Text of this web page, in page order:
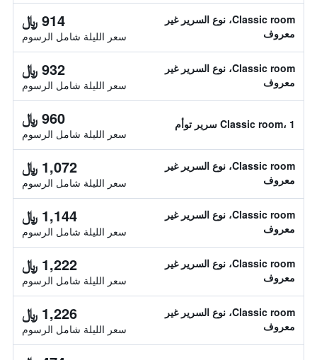
Classic room، نوع السرير غير
معروف
914 ﷼
سعر الليلة شامل الرسوم
Classic room، نوع السرير غير
معروف
932 ﷼
سعر الليلة شامل الرسوم
Classic room، 1 سرير توأم 960 ﷼
سعر الليلة شامل الرسوم
Classic room، نوع السرير غير
معروف
1,072 ﷼
سعر الليلة شامل الرسوم
Classic room، نوع السرير غير
معروف
1,144 ﷼
سعر الليلة شامل الرسوم
Classic room، نوع السرير غير
معروف
1,222 ﷼
سعر الليلة شامل الرسوم
Classic room، نوع السرير غير
معروف
1,226 ﷼
سعر الليلة شامل الرسوم